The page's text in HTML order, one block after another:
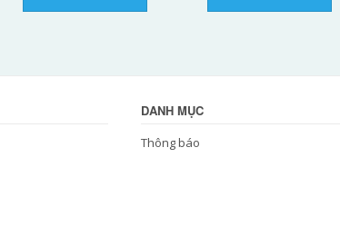
DANH MỤC
Thông báo